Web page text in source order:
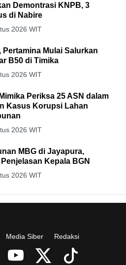
Demontrasi KNPB, 3
di Nabire
2026 WIT
Pertamina Mulai Salurkan
B50 di Timika
2026 WIT
Periksa 25 ASN dalam
Kasus Korupsi Lahan
2026 WIT
MBG di Jayapura,
Kepala BGN
2026 WIT
Media Siber Redaksi